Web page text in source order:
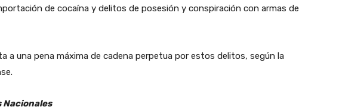
de cocaína y delitos de posesión y conspiración con armas de
a una pena máxima de cadena perpetua por estos delitos, según la
Nacionales